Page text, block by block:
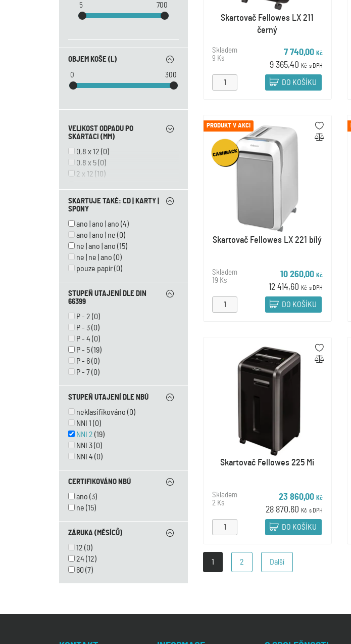
310
400
410(0)
460(1)
500 (0)
5 700
OBJEM KOŠE (L)
0 300
VELIKOST ODPADU PO
SKARTACI (MM)
0,8 x 12 (0)
0,8 x 5(0)
2 x 12 (10)
2 x 15 (8)
3 x 25
4 x 12
4 x 30
4 x 34
(0)
4 x 35
(0)
4 x 37
(0)
4 x 40(0)
5 x 30 (0)
3,9 x 38
8 x 40-80
4(0)
5,8 (0)
6 (0)
SKARTUJE TAKÉ: CD | KARTY |
SPONY
ano | ano | ano (4)
ano | ano | ne (0)
ne | ano | ano (15)
ne | ne | ano (0)
pouze papír(0)
STUPEŇ UTAJENÍ DLE DIN
66399
P - 2 (0)
P - 3(0)
P - 4 (0)
P - 5(19)
P - 6(0)
P - 7(0)
STUPEŇ UTAJENÍ DLE NBÚ
neklasifikováno (0)
NNI 1 (0)
NNI 2 (19)
NNI 3(0)
NNI 4 (0)
CERTIFIKOVÁNO NBÚ
ano (3)
ne (15)
ZÁRUKA (MĚSÍCŮ)
12 (0)
24 (12)
60 (7)
Skartovač Fellowes LX 211
černý
Skladem
9 Ks
7 740,00 Kč
9 365,40 Kč s DPH
DO KOŠÍKU
PRODUKT V AKCI
Skartovač Fellowes LX 221 bílý
Skladem
19 Ks
10 260,00 Kč
12 414,60 Kč s DPH
DO KOŠÍKU
Skartovač Fellowes 225 Mi
Skladem
2 Ks
23 860,00 Kč
28 870,60 Kč s DPH
DO KOŠÍKU
1 2 Další